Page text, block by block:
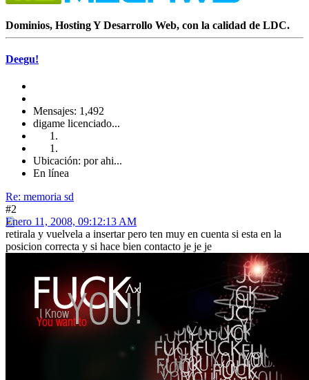
Dominios, Hosting Y Desarrollo Web, con la calidad de LDC.
Deegu!
Mensajes: 1,492
digame licenciado...
Ubicación: por ahi...
En línea
Re: memoria sd
#2
Enero 11, 2008, 09:12:13 AM
retirala y vuelvela a insertar pero ten muy en cuenta si esta en la
posicion correcta y si hace bien contacto je je je